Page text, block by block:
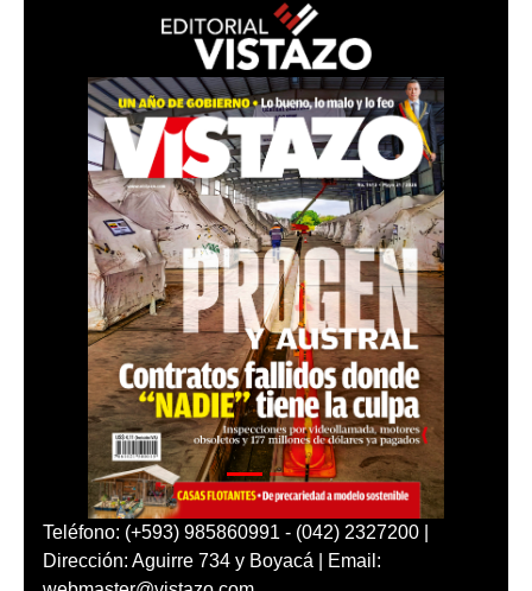
Teléfono: (+593) 985860991 - (042) 2327200 |
Dirección: Aguirre 734 y Boyacá | Email: